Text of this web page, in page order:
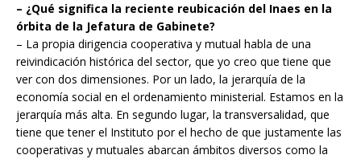
– ¿Qué significa la reciente reubicación del Inaes en la
órbita de la Jefatura de Gabinete?
– La propia dirigencia cooperativa y mutual habla de una
reivindicación histórica del sector, que yo creo que tiene que
ver con dos dimensiones. Por un lado, la jerarquía de la
economía social en el ordenamiento ministerial. Estamos en la
jerarquía más alta. En segundo lugar, la transversalidad, que
tiene que tener el Instituto por el hecho de que justamente las
cooperativas y mutuales abarcan ámbitos diversos como la